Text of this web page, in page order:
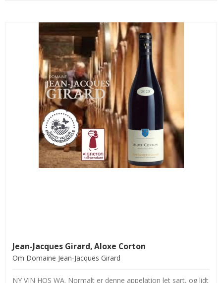
Jean-Jacques Girard, Aloxe Corton
Om Domaine Jean-Jacques Girard
NY VIN HOS WA. Normalt er denne appelation let sart, og lidt